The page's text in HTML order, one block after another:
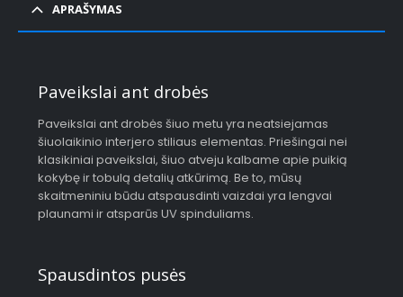
APRAŠYMAS
Paveikslai ant drobės
Paveikslai ant drobės šiuo metu yra neatsiejamas
šiuolaikinio interjero stiliaus elementas. Priešingai nei
klasikiniai paveikslai, šiuo atveju kalbame apie puikią
kokybę ir tobulą detalių atkūrimą. Be to, mūsų
skaitmeniniu būdu atspausdinti vaizdai yra lengvai
plaunami ir atsparūs UV spinduliams.
Spausdintos pusės